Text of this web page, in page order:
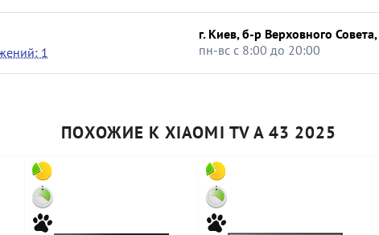
1
г. Киев, б-р Верховного
пн-вс с 8:00 до 20:00
ПОХОЖИЕ К XIAOMI TV A 43 2025